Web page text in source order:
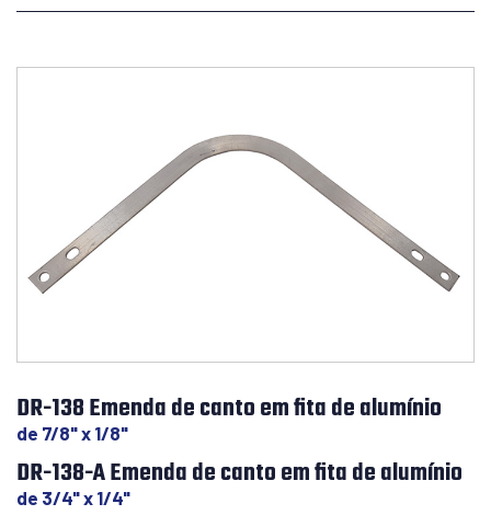
DR-138 Emenda de canto em fita de alumínio
de 7/8" x 1/8"
DR-138-A Emenda de canto em fita de alumínio
de 3/4" x 1/4"